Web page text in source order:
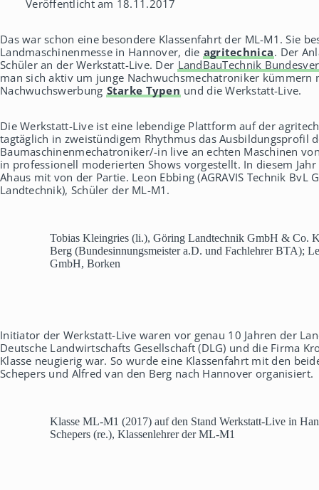
s
Veröffentlicht am 18.11.2017
Das war schon eine besondere Klassenfahrt der ML-M1. Sie
Landmaschinenmesse in Hannover, die agritechnica. Der
Schüler an der Werkstatt-Live. Der LandBauTechnik
man sich aktiv um junge Nachwuchsmechatroniker kümmern
Nachwuchswerbung Starke Typen und die Werkstatt-Live.
Die Werkstatt-Live ist eine lebendige Plattform auf der
tagtäglich in zweistündigem Rhythmus das Ausbildungsprofil
Baumaschinenmechatroniker/-in live an echten Maschinen
in professionell moderierten Shows vorgestellt. In diesem
Ahaus mit von der Partie. Leon Ebbing (AGRAVIS Technik BvL
Landtechnik), Schüler der ML-M1.
Tobias Kleingries (li.), Göring Landtechnik GmbH & Co.
Berg (Bundesinnungsmeister a.D. und Fachlehrer BTA);
GmbH, Borken
Initiator der Werkstatt-Live waren vor genau 10 Jahren der
Deutsche Landwirtschafts Gesellschaft (DLG) und die Firma
Klasse neugierig war. So wurde eine Klassenfahrt mit den
Schepers und Alfred van den Berg nach Hannover organisiert.
Klasse ML-M1 (2017) auf den Stand Werkstatt-Live in
Schepers (re.), Klassenlehrer der ML-M1